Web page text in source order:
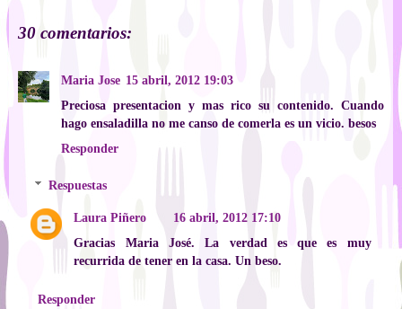
30 comentarios:
Maria Jose 15 abril, 2012 19:03
Preciosa presentacion y mas rico su contenido. Cuando
hago ensaladilla no me canso de comerla es un vicio. besos
Responder
Respuestas
Laura Piñero
16 abril, 2012 17:10
Gracias Maria José. La verdad es que es muy
recurrida de tener en la casa. Un beso.
Responder